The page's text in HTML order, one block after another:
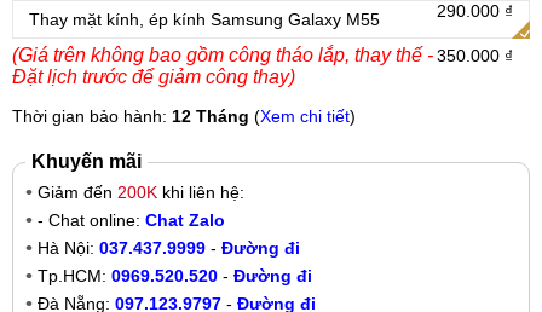
290.000 ₫
Thay mặt kính, ép kính Samsung Galaxy M55
350.000 ₫
(Giá trên không bao gồm công tháo lắp, thay thế -
Đặt lịch trước để giảm công thay)
Thời gian bảo hành: 12 Tháng (Xem chi tiết)
Khuyến mãi
Giảm đến 200K khi liên hệ:
- Chat online: Chat Zalo
Hà Nội: 037.437.9999 - Đường đi
Tp.HCM: 0969.520.520 - Đường đi
Đà Nẵng: 097.123.9797 - Đường đi